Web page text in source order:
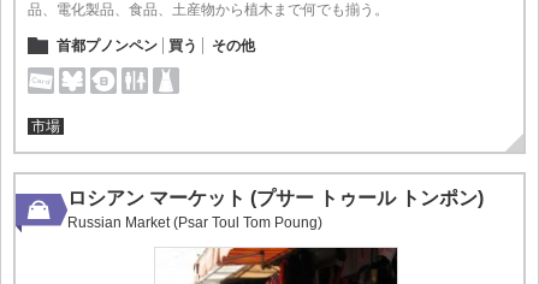
品、電化製品、食品、土産物から植木まで何でも揃う。
首都プノンペン 買う その他
市場
ロシアン マーケット (プサー トゥール トンポン)
Russian Market (Psar Toul Tom Poung)